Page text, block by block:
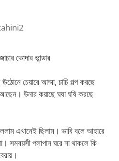
ভোদার ভান্ডার
চেয়ারে আম্মা, চাচি গল্প করছে
উনার কয়াছে ঘষা ঘষি করছে
এখানেই ছিলাম। ভাবি বলে আহারে
সমবয়সী পলাপান ঘরে না থাকলে কি